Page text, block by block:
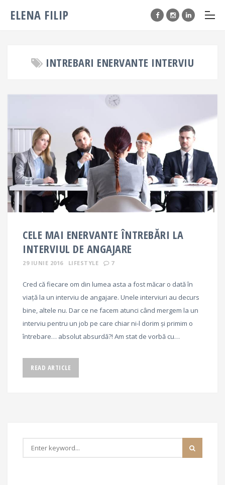
ELENA FILIP
INTREBARI ENERVANTE INTERVIU
CELE MAI ENERVANTE ÎNTREBĂRI LA
INTERVIUL DE ANGAJARE
29 IUNIE 2016 LIFESTYLE 7
Cred că fiecare om din lumea asta a fost măcar o dată în
viață la un interviu de angajare. Unele interviuri au decurs
bine, altele nu. Dar ce ne facem atunci când mergem la un
interviu pentru un job pe care chiar ni-l dorim și primim o
întrebare… absolut absurdă?! Am stat de vorbă cu…
READ ARTICLE